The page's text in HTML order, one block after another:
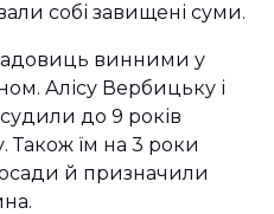
собі завищені суми.
винними у
Алісу Вербицьку і
до 9 років
Також їм на 3 роки
й призначили